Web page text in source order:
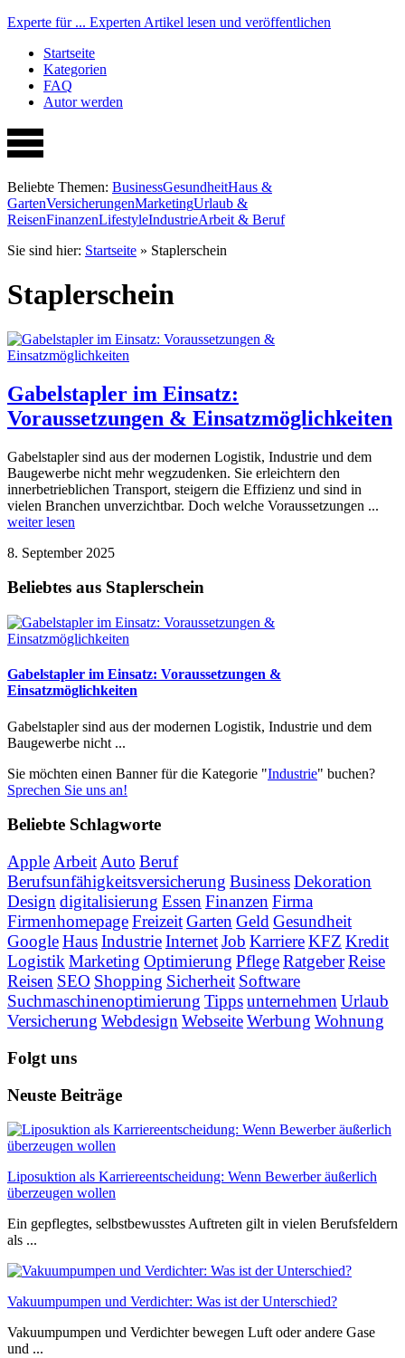
Experte für ... Experten Artikel lesen und veröffentlichen
Startseite
Kategorien
FAQ
Autor werden
Beliebte Themen: BusinessGesundheitHaus &
GartenVersicherungenMarketingUrlaub &
ReisenFinanzenLifestyleIndustrieArbeit & Beruf
Sie sind hier: Startseite » Staplerschein
Staplerschein
Gabelstapler im Einsatz:
Voraussetzungen & Einsatzmöglichkeiten
Gabelstapler sind aus der modernen Logistik, Industrie und dem
Baugewerbe nicht mehr wegzudenken. Sie erleichtern den
innerbetrieblichen Transport, steigern die Effizienz und sind in
vielen Branchen unverzichtbar. Doch welche Voraussetzungen ...
weiter lesen
8. September 2025
Beliebtes aus Staplerschein
Gabelstapler im Einsatz: Voraussetzungen &
Einsatzmöglichkeiten
Gabelstapler sind aus der modernen Logistik, Industrie und dem
Baugewerbe nicht ...
Sie möchten einen Banner für die Kategorie "Industrie" buchen?
Sprechen Sie uns an!
Beliebte Schlagworte
Apple Arbeit Auto Beruf
Berufsunfähigkeitsversicherung BusinessDekoration
Design digitalisierung Essen Finanzen Firma
FirmenhomepageFreizeitGarten Geld Gesundheit
GoogleHausIndustrieInternetJob KarriereKFZ Kredit
Logistik Marketing Optimierung PflegeRatgeberReise
Reisen SEO Shopping Sicherheit Software
Suchmaschinenoptimierung Tippsunternehmen Urlaub
Versicherung Webdesign WebseiteWerbung Wohnung
Folgt uns
Neuste Beiträge
Liposuktion als Karriereentscheidung: Wenn Bewerber äußerlich
überzeugen wollen
Ein gepflegtes, selbstbewusstes Auftreten gilt in vielen Berufsfeldern
als ...
Vakuumpumpen und Verdichter: Was ist der Unterschied?
Vakuumpumpen und Verdichter bewegen Luft oder andere Gase
und ...